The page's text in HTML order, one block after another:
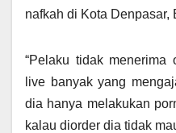
nafkah di Kota Denpasar,
“Pelaku tidak
live banyak yang
dia hanya melakukan
kalau diorder dia tidak